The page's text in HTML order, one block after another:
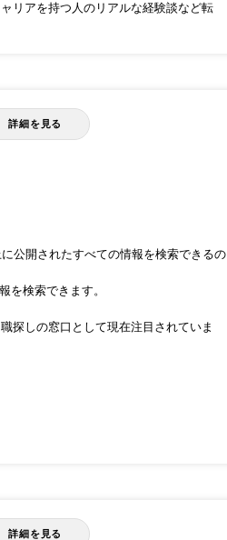
リアを持つ人のリアルな経験談など転
詳細を見る
公開されたすべての情報を検索できるの
を検索できます。
探しの窓口として現在注目されていま
詳細を見る